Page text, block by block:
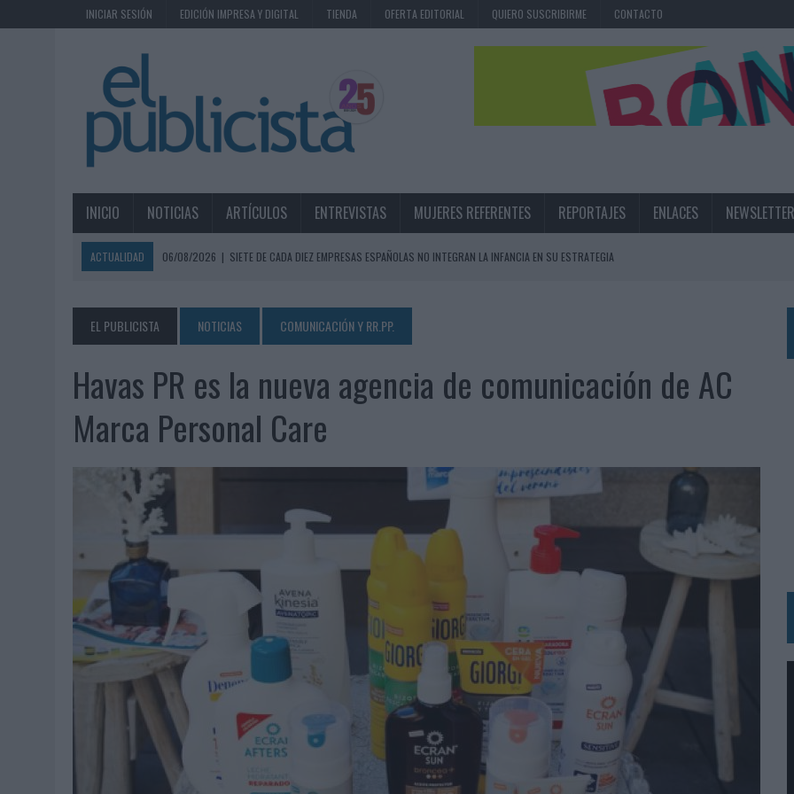
INICIAR SESIÓN EDICIÓN IMPRESA Y DIGITAL TIENDA OFERTA EDITORIAL QUIERO SUSCRIBIRME CONTACTO
INICIO NOTICIAS ARTÍCULOS ENTREVISTAS MUJERES REFERENTES REPORTAJES ENLACES NEWSLETTER
ACTUALIDAD 06/08/2026 | SIETE DE CADA DIEZ EMPRESAS ESPAÑOLAS NO INTEGRAN LA INFANCIA EN SU ESTRATEGIA
LA TELEVISIÓN SIGUE LIDERANDO EL CONSUMO DE MEDIOS EN VERANO Y SUPERA AL MÓVIL COMO DISPOSITIVO MÁS UTILIZADO
06/08/2026 | EL USO DE LA IA GENERATIVA ALCANZA YA AL 62% DE LOS ESPAÑOLES
SYSTEM1 NOMBRA A KIMBERLY BASTONI COMO NUEVA DIRECTORA COMERCIAL GLOBAL
06/08/2026
FRIGO Y UNIQLO LANZAN UNA COLECCIÓN PERSONALIZABLE INSPIRADA EN CORNETTO, CALIPPO Y SOLERO
06/08/2026
LA IA ESTÁ SUBIENDO EL LISTÓN DE LA CREATIVIDAD
05/08/2026
| FABRA COMUNICACIÓN INCORPORA A CASONÁ Y ASUME LA GESTIÓN DE SUS RELACIONES CON LOS MEDIOS
05/08/2026
LOPESAN HOTELS & RESORTS ACERCA EL PARAÍSO CANARIO EN SU ÚLTIMA CAMPAÑA INTERNACIONAL
05/08/2026
LUIS ARQUILLOS (BURGO DE ARIAS): “LA CONSTRUCCIÓN DE MARCA A LARGO PLAZO Y LA MEDICIÓN SON DOS CARAS DE LA MISMA
MONEDA”
04/08/2026
‘EL PARAÍSO MÁS CERCA’, DE 22GRADOS PARA LOPESAN HOTELS & RESORTS
04/08/2026 | ‘LA ÚNICA CERVEZA DEL MUNDO QUE SE DISFRUTA DOS VECES’, DE INUSUALY PARA CERVEZA CAPAZ
04/08/2026
‘EL FÚTBOL SIN LAS PERSONAS’, DE DENTSU CREATIVE PARA ORANGE
04/08/2026
CAPAZ, LA CERVEZA QUE CONVIERTE CADA BOTELLA EN UNA OPORTUNIDAD DE INCLUSIÓN
BABARIA Y MAXIBON SON ‘EL MATCH PERFECTO DEL VERANO’
AUDIBLE REIVINDICA EL PODER TRANSFORMADOR DEL AUDIO EN SU NUEVA CAMPAÑA GLOBAL DE MARCA
‘VUELVE EL FÚTBOL. VUELVE A SOÑAR’, DE VML PARA MOVISTAR
EL PUBLICISTA NOTICIAS COMUNICACIÓN Y RR.PP.
Havas PR es la nueva agencia de comunicación de AC
Marca Personal Care